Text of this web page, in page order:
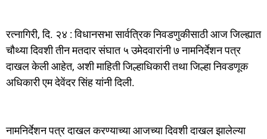
c
e
b
o
k
st
o
d
o
ai
l
ar
e
रत्नागिरी, दि. २४ : विधानसभा सार्वत्रिक निवडणुकीसाठी आज जिल्ह्यात
चौथ्या दिवशी तीन मतदार संघात ५ उमेदवारांनी ७ नामनिर्देशन पत्र
दाखल केली आहेत, अशी माहिती जिल्हाधिकारी तथा जिल्हा निवडणूक
अधिकारी एम देवेंदर सिंह यांनी दिली.
नामनिर्देशन पत्र दाखल करण्याच्या आजच्या दिवशी दाखल झालेल्या